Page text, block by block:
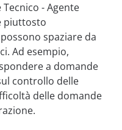
- Agente
piuttosto
spaziare da
Ad esempio,
a domande
controllo delle
delle domande